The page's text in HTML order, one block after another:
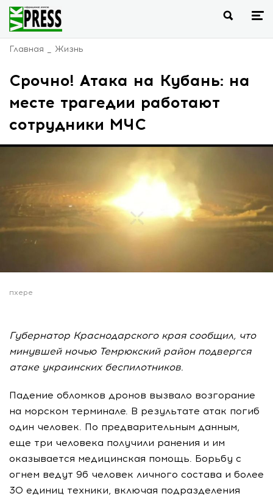
Главная Жизнь
Срочно! Атака на Кубань: на
месте трагедии работают
сотрудники МЧС
пхере
Губернатор Краснодарского края сообщил, что
минувшей ночью Темрюкский район подвергся
атаке украинских беспилотников.
Падение обломков дронов вызвало возгорание
на морском терминале. В результате атак погиб
один человек. По предварительным данным,
еще три человека получили ранения и им
оказывается медицинская помощь. Борьбу с
огнем ведут 96 человек личного состава и более
30 единиц техники, включая подразделения